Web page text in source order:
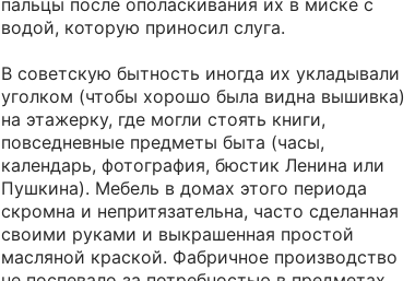
пальцы после ополаскивания их в миске с
водой, которую приносил слуга.
В советскую бытность иногда их укладывали
уголком (чтобы хорошо была видна вышивка)
на этажерку, где могли стоять книги,
повседневные предметы быта (часы,
календарь, фотография, бюстик Ленина или
Пушкина). Мебель в домах этого периода
скромна и непритязательна, часто сделанная
своими руками и выкрашенная простой
масляной краской. Фабричное производство